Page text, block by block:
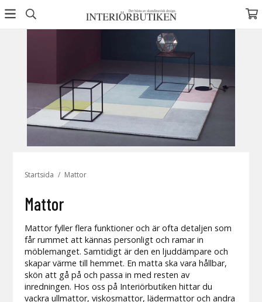
Startsida / Mattor
Mattor
Mattor fyller flera funktioner och är ofta detaljen som
får rummet att kännas personligt och ramar in
möblemanget. Samtidigt är den en ljuddämpare och
skapar värme till hemmet. En matta ska vara hållbar,
skön att gå på och passa in med resten av
inredningen. Hos oss på Interiörbutiken hittar du
vackra ullmattor, viskosmattor, lädermattor och andra